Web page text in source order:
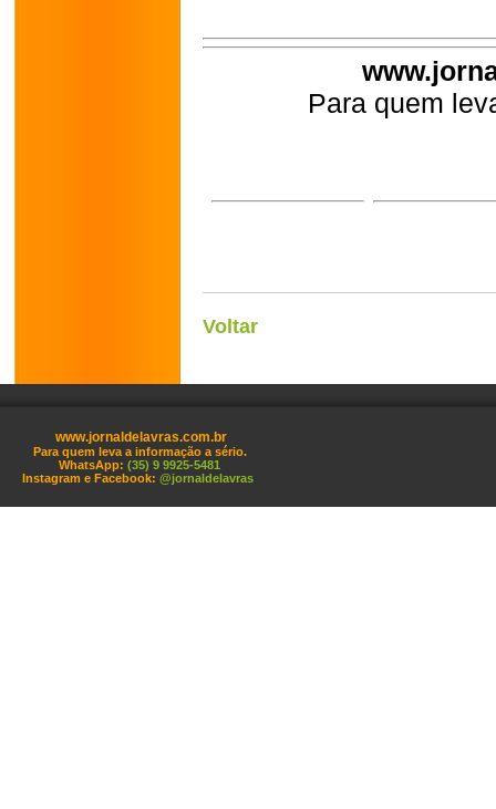
Para quem
Voltar
www.jornaldelavras.com.br
Para quem leva a informação a sério.
WhatsApp: (35) 9 9925-5481
Instagram e Facebook: @jornaldelavras